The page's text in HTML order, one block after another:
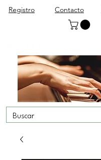
Registro Contacto